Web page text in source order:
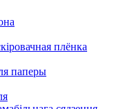
плёнка
паперы